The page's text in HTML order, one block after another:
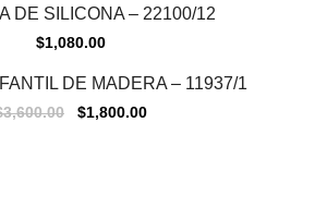
DE SILICONA – 22100/12
$1,080.00
DE MADERA – 11937/1
3,600.00 $1,800.00